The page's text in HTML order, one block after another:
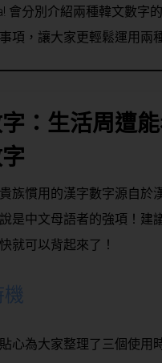
會分別介紹兩種韓文數字
項，讓大家更輕鬆運用兩
：生活周遭
族慣用的漢字數字源自於
是中文母語者的強項！建
就可以背起來了！
機
心為大家整理了三個使用